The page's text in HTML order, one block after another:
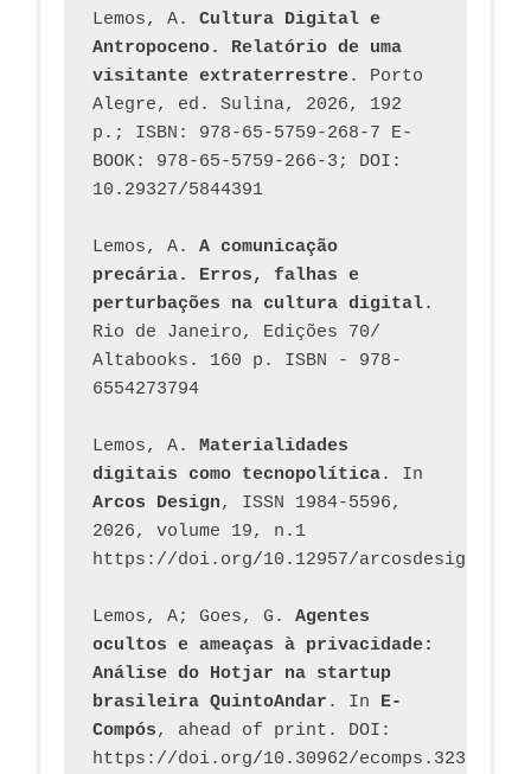
Lemos, A. Cultura Digital e
Antropoceno. Relatório de uma
visitante extraterrestre. Porto
Alegre, ed. Sulina, 2026, 192
p.; ISBN: 978-65-5759-268-7 E-
BOOK: 978-65-5759-266-3; DOI:
10.29327/5844391
Lemos, A. A comunicação
precária. Erros, falhas e
perturbações na cultura digital.
Rio de Janeiro, Edições 70/
Altabooks. 160 p. ISBN - 978-
6554273794
Lemos, A. Materialidades
digitais como tecnopolítica
Arcos Design, ISSN 1984-5596,
2026, volume 19, n.1
https://doi.org/10.12957/
Lemos, A; Goes, G. Agentes
ocultos e ameaças à privacidade:
Análise do Hotjar na startup
brasileira QuintoAndar . In E-
Compós, ahead of print. DOI:
https://doi.org/10.30962/ecomps.3231